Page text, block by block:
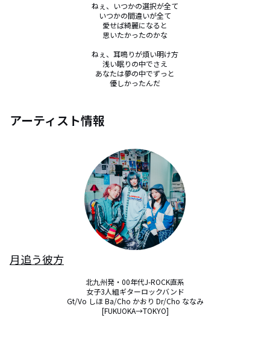
ねぇ、いつかの選択が全て
いつかの間違いが全て
愛せば綺麗になると
思いたかったのかな
ねぇ、耳鳴りが煩い明け方
浅い眠りの中でさえ
あなたは夢の中でずっと
優しかったんだ
アーティスト情報
月追う彼方
北九州発・00年代J-ROCK直系
女子3人組ギターロックバンド
Gt/Vo しほ Ba/Cho かおり Dr/Cho ななみ
[FUKUOKA→TOKYO]